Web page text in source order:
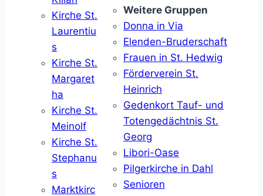
Kirche St.
Laurentiu
s
Kirche St.
Margaret
ha
Kirche St.
Meinolf
Kirche St.
Stephanu
s
Marktkirc
Weitere Gruppen
Donna in Via
Elenden-Bruderschaft
Frauen in St. Hedwig
Förderverein St.
Heinrich
Gedenkort Tauf- und
Totengedächtnis St.
Georg
Libori-Oase
Pilgerkirche in Dahl
Senioren